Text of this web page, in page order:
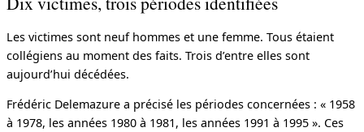
Les victimes sont neuf hommes et une femme. Tous étaient
collégiens au moment des faits. Trois d’entre elles sont
aujourd’hui décédées.
Frédéric Delemazure a précisé les périodes concernées : « 1958
à 1978, les années 1980 à 1981, les années 1991 à 1995 ». Ces